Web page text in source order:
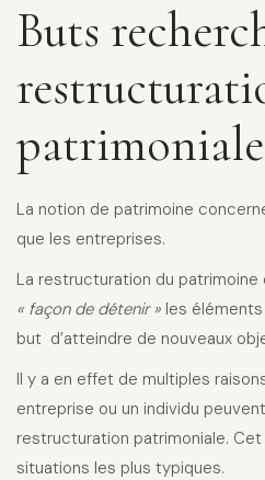
Buts
patrimoniale
La notion de patrimoine
que les entreprises.
La restructuration du
« façon de détenir » les
but d’atteindre de nouveaux
Il y a en effet de multiples
entreprise ou un individu
restructuration patrimoniale.
situations les plus typiques.